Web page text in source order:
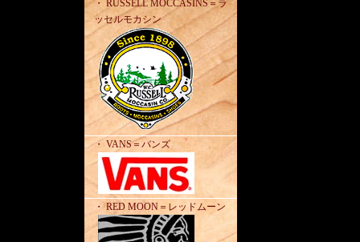
・ RUSSELL MOCCASINS＝ラ
ッセルモカシン
・ VANS＝バンズ
・ RED MOON＝レッドムーン